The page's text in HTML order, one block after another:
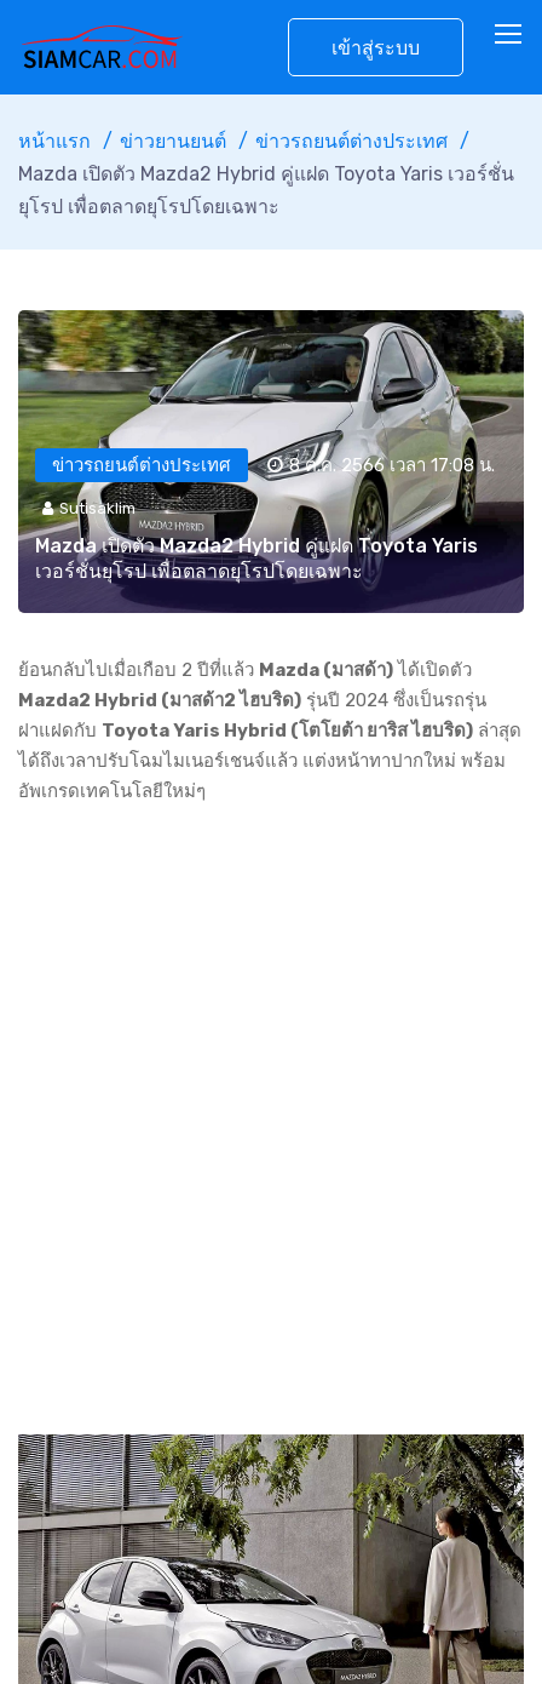
เข้าสู่ระบบ
หน้าแรก ข่าวยานยนต์
ข่าวรถยนต์ต่างประเทศ
Mazda เปิดตัว Mazda2 Hybrid คู่แฝด Toyota Yaris เวอร์ชั่น
ยุโรป เพื่อตลาดยุโรปโดยเฉพาะ
ข่าวรถยนต์ต่างประเทศ 8 ต.ค. 2566 เวลา 17:08 น.
Sutisaklim
Mazda เปิดตัว Mazda2 Hybrid คู่แฝด Toyota Yaris
เวอร์ชั่นยุโรป เพื่อตลาดยุโรปโดยเฉพาะ
ย้อนกลับไปเมื่อเกือบ 2 ปีที่แล้ว Mazda (มาสด้า)ได้เปิดตัว
Mazda2 Hybrid (มาสด้า2 ไฮบริด) รุ่นปี 2024 ซึ่งเป็นรถรุ่น
ฝาแฝดกับ Toyota Yaris Hybrid (โตโยต้า ยาริส ไฮบริด) ล่าสุด
ได้ถึงเวลาปรับโฉมไมเนอร์เชนจ์แล้ว แต่งหน้าทาปากใหม่ พร้อม
อัพเกรดเทคโนโลยีใหม่ๆ